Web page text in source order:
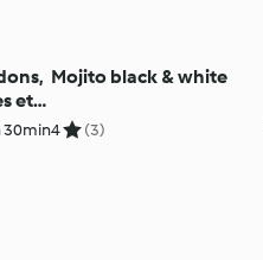
et
30min
Mojito black & white
4 (3)